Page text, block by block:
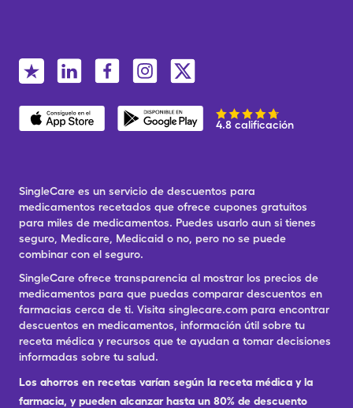
4.8 calificación
SingleCare es un servicio de descuentos para
medicamentos recetados que ofrece cupones gratuitos
para miles de medicamentos. Puedes usarlo aun si tienes
seguro, Medicare, Medicaid o no, pero no se puede
combinar con el seguro.
SingleCare ofrece transparencia al mostrar los precios de
medicamentos para que puedas comparar descuentos en
farmacias cerca de ti. Visita singlecare.com para encontrar
descuentos en medicamentos, información útil sobre tu
receta médica y recursos que te ayudan a tomar decisiones
informadas sobre tu salud.
Los ahorros en recetas varían según la receta médica y la
farmacia, y pueden alcanzar hasta un 80% de descuento